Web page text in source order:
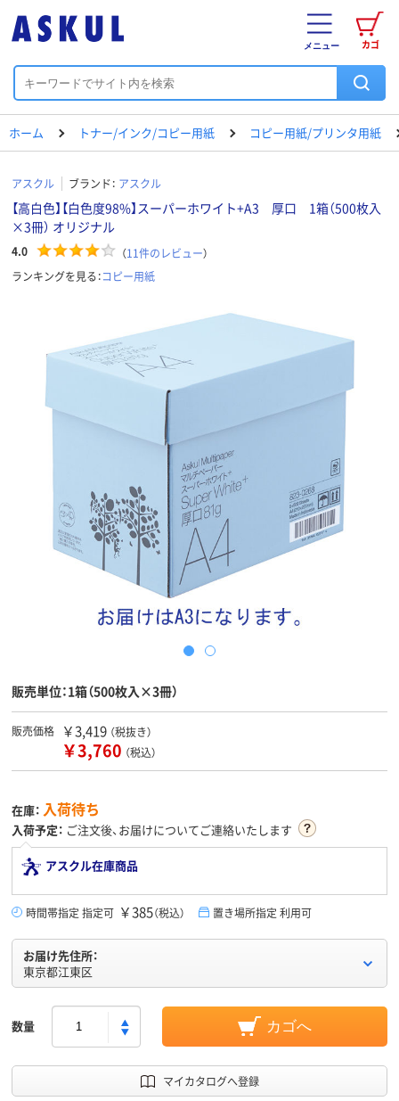
カゴ
メニュー
ホーム トナー/インク/コピー用紙 コピー用紙/プリンタ用紙
アスクル ブランド： アスクル
【高白色】【白色度98%】スーパーホワイト+A3 厚口 1箱（500枚入
×3冊） オリジナル
4.0 （11件のレビュー）
ランキングを見る：コピー用紙
販売単位：1箱（500枚入×3冊）
販売価格 ￥3,419 （税抜き）
￥3,760 （税込）
在庫： 入荷待ち
入荷予定： ご注文後、お届けについてご連絡いたします
アスクル在庫商品
時間帯指定 指定可 ￥385（税込） 置き場所指定 利用可
お届け先住所：
東京都江東区
数量 カゴへ
マイカタログへ登録